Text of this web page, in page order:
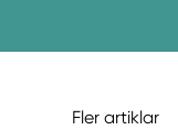
Fler artiklar